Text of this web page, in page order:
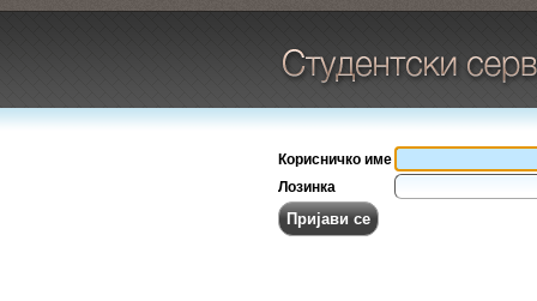
Корисничко име
Лозинка